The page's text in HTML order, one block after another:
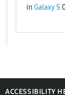
in Galaxy S
ACCESSIBILITY